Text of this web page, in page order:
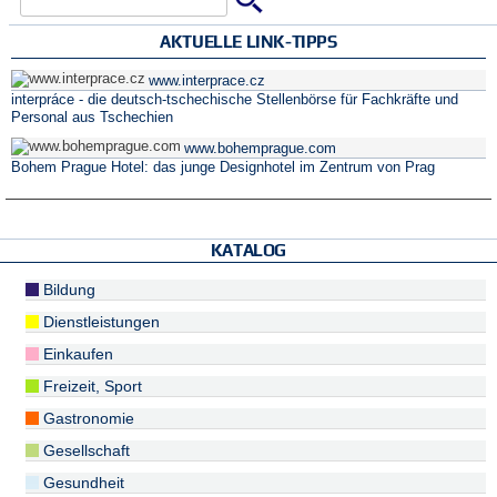
AKTUELLE LINK-TIPPS
www.interprace.cz
interpráce - die deutsch-tschechische Stellenbörse für Fachkräfte und
Personal aus Tschechien
www.bohemprague.com
Bohem Prague Hotel: das junge Designhotel im Zentrum von Prag
KATALOG
Bildung
Dienstleistungen
Einkaufen
Freizeit, Sport
Gastronomie
Gesellschaft
Gesundheit